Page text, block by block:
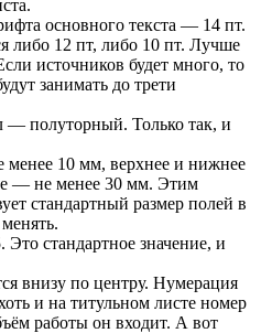
основного текста — 14 пт.
либо 12 пт, либо 10 пт. Лучше
источников будет много, то
занимать до трети
полуторный. Только так, и
менее 10 мм, верхнее и нижнее
— не менее 30 мм. Этим
стандартный размер полей в
стандартное значение, и
внизу по центру. Нумерация
и на титульном листе номер
работы он входит. А вот